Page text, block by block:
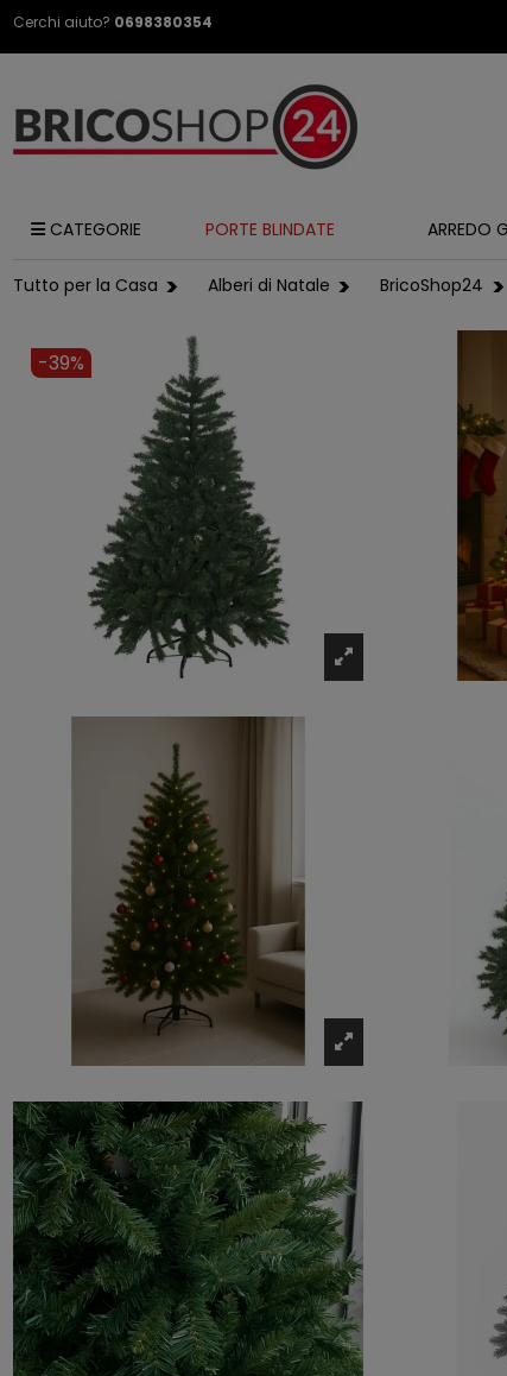
Cerchi aiuto? 0698380354
CATEGORIE PORTE BLINDATE ARREDO
Tutto per la Casa Alberi di Natale BricoShop24
-39%